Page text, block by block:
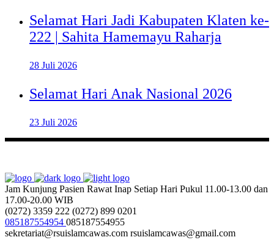
Selamat Hari Jadi Kabupaten Klaten ke-
222 | Sahita Hamemayu Raharja
28 Juli 2026
Selamat Hari Anak Nasional 2026
23 Juli 2026
Jam Kunjung Pasien Rawat Inap Setiap Hari Pukul 11.00-13.00 dan
17.00-20.00 WIB
(0272) 3359 222 (0272) 899 0201
085187554954 085187554955
sekretariat@rsuislamcawas.com rsuislamcawas@gmail.com